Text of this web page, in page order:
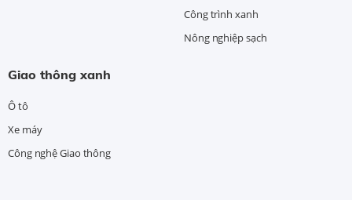
Công trình xanh
Nông nghiệp sạch
Giao thông xanh
Ô tô
Xe máy
Công nghệ Giao thông